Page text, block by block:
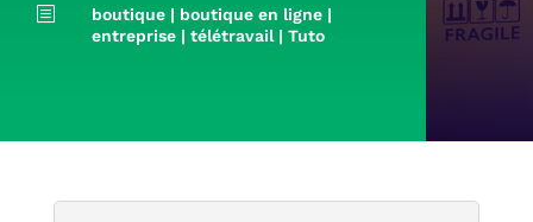
b boutique | boutique en ligne |
entreprise |télétravail|Tuto